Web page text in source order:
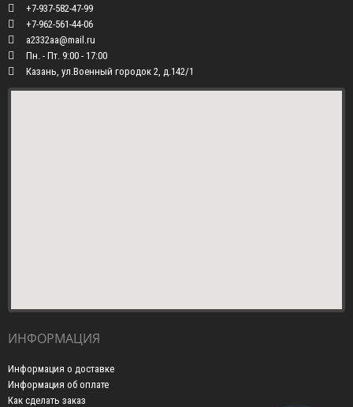
+7-937-582-47-99
+7-962-561-44-06
a2332aa@mail.ru
Пн. - Пт. 9:00 - 17:00
Казань, ул.Военный городок 2, д.142/1
ИНФОРМАЦИЯ
Информация о доставке
Информация об оплате
Как сделать заказ